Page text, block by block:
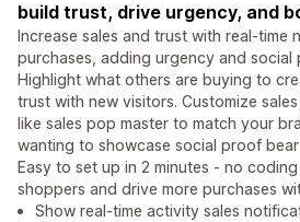
build trust, drive urgency, and
Increase sales and trust with real-
purchases, adding urgency and
Highlight what others are buying to
trust with new visitors. Customize
like sales pop master to match your
wanting to showcase social proof
Easy to set up in 2 minutes - no
shoppers and drive more purchases
Show real-time activity sales